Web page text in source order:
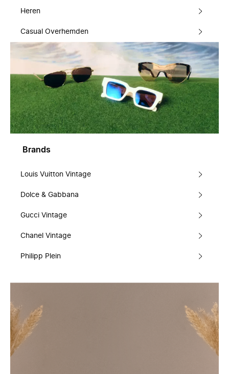
Heren
Casual Overhemden
Brands
Louis Vuitton Vintage
Dolce & Gabbana
Gucci Vintage
Chanel Vintage
Philipp Plein